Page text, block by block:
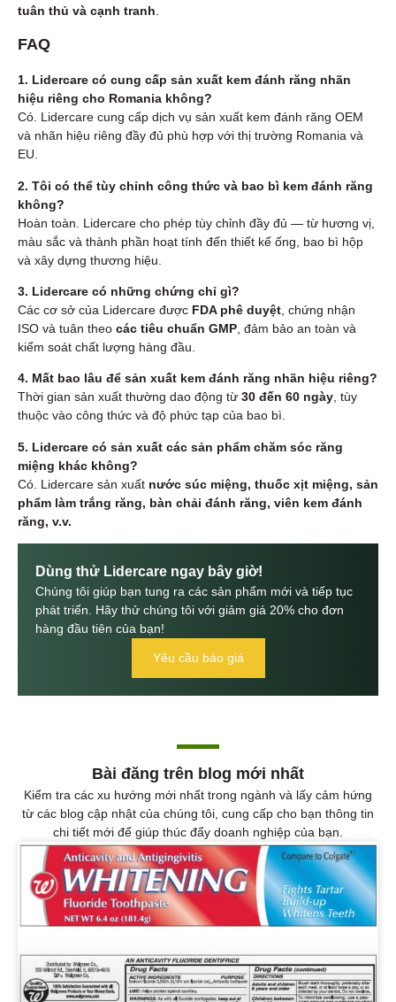
tuân thủ và cạnh tranh
FAQ
1. Lidercare có cung cấp sản xuất kem đánh răng nhãn
hiệu riêng cho Romania không?
Có. Lidercare cung cấp dịch vụ sản xuất kem đánh răng OEM
và nhãn hiệu riêng đầy đủ phù hợp với thị trường Romania và
EU.
2. Tôi có thể tùy chỉnh công thức và bao bì kem đánh răng
không?
Hoàn toàn. Lidercare cho phép tùy chỉnh đầy đủ — từ hương vị,
màu sắc và thành phần hoạt tính đến thiết kế ống, bao bì hộp
và xây dựng thương hiệu.
3. Lidercare có những chứng chỉ gì?
Các cơ sở của Lidercare được FDA phê duyệt , chứng nhận
ISO và tuân theo các tiêu chuẩn GMP , đảm bảo an toàn và
kiểm soát chất lượng hàng đầu.
4. Mất bao lâu để sản xuất kem đánh răng nhãn hiệu riêng?
Thời gian sản xuất thường dao động từ 30 đến 60 ngày, tùy
thuộc vào công thức và độ phức tạp của bao bì.
5. Lidercare có sản xuất các sản phẩm chăm sóc răng
miệng khác không?
Có. Lidercare sản xuất nước súc miệng, thuốc xịt miệng, sản
phẩm làm trắng răng, bàn chải đánh răng, viên kem đánh
răng, v.v.
Dùng thử Lidercare ngay bây giờ!
Chúng tôi giúp bạn tung ra các sản phẩm mới và tiếp tục
phát triển. Hãy thử chúng tôi với giảm giá 20% cho đơn
hàng đầu tiên của bạn!
Yêu cầu báo giá
Bài đăng trên blog mới nhất
Kiểm tra các xu hướng mới nhất trong ngành và lấy cảm hứng
từ các blog cập nhật của chúng tôi, cung cấp cho bạn thông tin
chi tiết mới để giúp thúc đẩy doanh nghiệp của bạn.